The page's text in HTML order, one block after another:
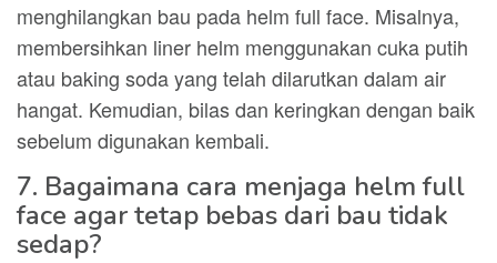
menghilangkan bau pada helm full face. Misalnya,
membersihkan liner helm menggunakan cuka putih
atau baking soda yang telah dilarutkan dalam air
hangat. Kemudian, bilas dan keringkan dengan baik
sebelum digunakan kembali.
7. Bagaimana cara menjaga helm full
face agar tetap bebas dari bau tidak
sedap?